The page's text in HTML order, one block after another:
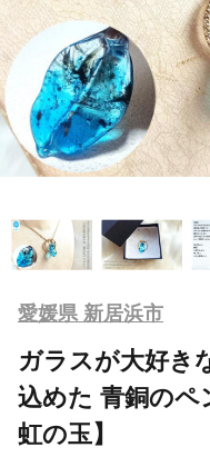
愛媛県 新居浜市
ガラスが大好き
込めた 青銅のペ
虹の玉】